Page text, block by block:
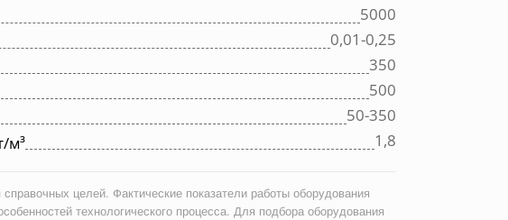
5000
0,01-0,25
350
500
50-350
м³
1,8
целей. Фактические показатели работы оборудования
технологического процесса. Для подбора оборудования